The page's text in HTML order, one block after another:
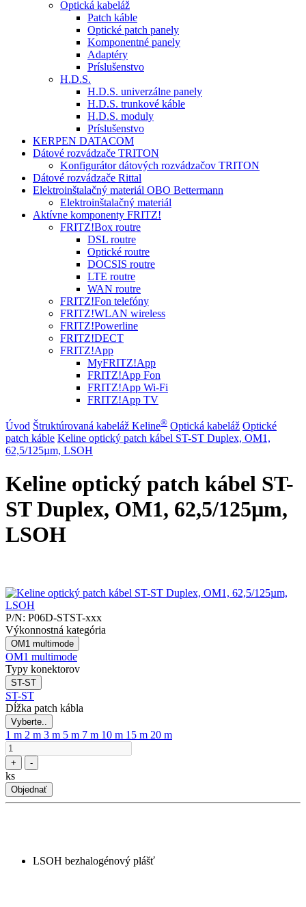
Optická kabeláž
Patch káble
Optické patch panely
Komponentné panely
Adaptéry
Príslušenstvo
H.D.S.
H.D.S. univerzálne panely
H.D.S. trunkové káble
H.D.S. moduly
Príslušenstvo
KERPEN DATACOM
Dátové rozvádzače TRITON
Konfigurátor dátových rozvádzačov TRITON
Dátové rozvádzače Rittal
Elektroinštalačný materiál OBO Bettermann
Elektroinštalačný materiál
Aktívne komponenty FRITZ!
FRITZ!Box routre
DSL routre
Optické routre
DOCSIS routre
LTE routre
WAN routre
FRITZ!Fon telefóny
FRITZ!WLAN wireless
FRITZ!Powerline
FRITZ!DECT
FRITZ!App
MyFRITZ!App
FRITZ!App Fon
FRITZ!App Wi-Fi
FRITZ!App TV
Úvod Štruktúrovaná kabeláž Keline® Optická kabeláž Optické
patch káble Keline optický patch kábel ST-ST Duplex, OM1,
62,5/125µm, LSOH
Keline optický patch kábel ST-
ST Duplex, OM1, 62,5/125µm,
LSOH
P/N: P06D-STST-xxx
Výkonnostná kategória
OM1 multimode
OM1 multimode
Typy konektorov
ST-ST
ST-ST
Dĺžka patch kábla
Vyberte..
1 m 2 m 3 m 5 m 7 m 10 m 15 m 20 m
+ -
ks
Objednať
LSOH bezhalogénový plášť